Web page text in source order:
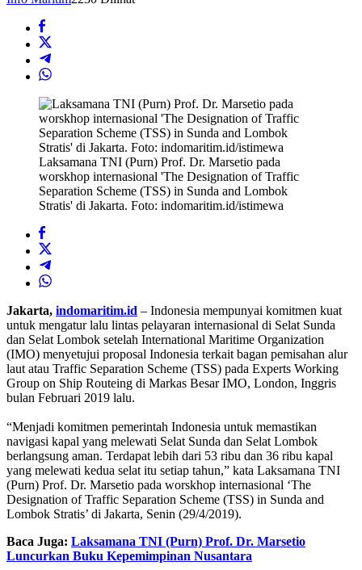
Laksamana TNI (Purn) Prof. Dr. Marsetio pada
worskhop internasional 'The Designation of Traffic
Separation Scheme (TSS) in Sunda and Lombok
Stratis' di Jakarta. Foto: indomaritim.id/istimewa
Jakarta, indomaritim.id – Indonesia mempunyai komitmen kuat
untuk mengatur lalu lintas pelayaran internasional di Selat Sunda
dan Selat Lombok setelah International Maritime Organization
(IMO) menyetujui proposal Indonesia terkait bagan pemisahan alur
laut atau Traffic Separation Scheme (TSS) pada Experts Working
Group on Ship Routeing di Markas Besar IMO, London, Inggris
bulan Februari 2019 lalu.
“Menjadi komitmen pemerintah Indonesia untuk memastikan
navigasi kapal yang melewati Selat Sunda dan Selat Lombok
berlangsung aman. Terdapat lebih dari 53 ribu dan 36 ribu kapal
yang melewati kedua selat itu setiap tahun,” kata Laksamana TNI
(Purn) Prof. Dr. Marsetio pada worskhop internasional ‘The
Designation of Traffic Separation Scheme (TSS) in Sunda and
Lombok Stratis’ di Jakarta, Senin (29/4/2019).
Baca Juga: Laksamana TNI (Purn) Prof. Dr. Marsetio
Luncurkan Buku Kepemimpinan Nusantara